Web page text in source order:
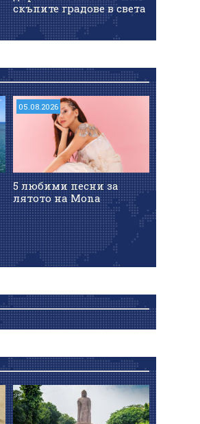
скъпите градове в света
05.08.2026
5 любими песни за
лятото на Mona